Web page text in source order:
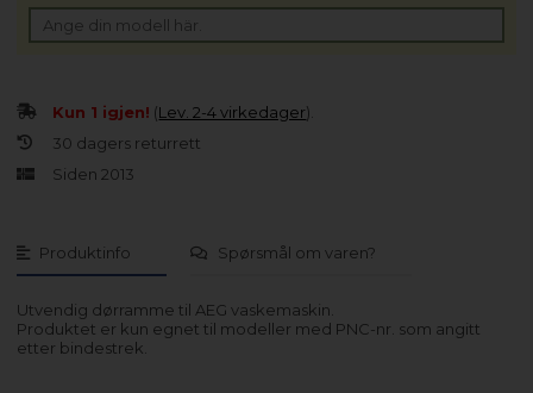
Produktinfo Spørsmål om varen?
Utvendig dørramme til AEG vaskemaskin.
Produktet er kun egnet til modeller med PNC-nr. som angitt
etter bindestrek.
Kun 1 igjen! (Lev. 2-4 virkedager).
30 dagers returrett
Siden 2013